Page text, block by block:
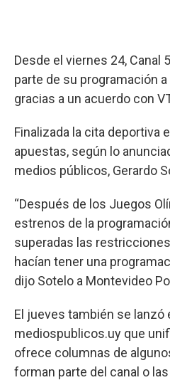
Desde el viernes 24, Canal
parte de su programación
gracias a un acuerdo con
Finalizada la cita deportiva
apuestas, según lo
medios públicos, Gerardo
“Después de los Juegos
estrenos de la
superadas las
hacían tener una
dijo Sotelo a Montevideo
El jueves también se lanzó
mediospublicos.uy que
ofrece columnas de
forman parte del canal o